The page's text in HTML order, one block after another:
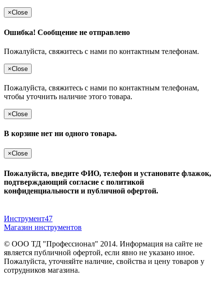
×Close
Ошибка! Сообщение не отправлено
Пожалуйста, свяжитесь с нами по контактным телефонам.
×Close
Пожалуйста, свяжитесь с нами по контактным телефонам,
чтобы уточнить наличие этого товара.
×Close
В корзине нет ни одного товара.
×Close
Пожалуйста, введите ФИО, телефон и установите флажок,
подтверждающий согласие с политикой
конфиденциальности и публичной офертой.
Инструмент47
Магазин инструментов
© ООО ТД "Профессионал" 2014. Информация на сайте не
является публичной офертой, если явно не указано иное.
Пожалуйста, уточняйте наличие, свойства и цену товаров у
сотрудников магазина.